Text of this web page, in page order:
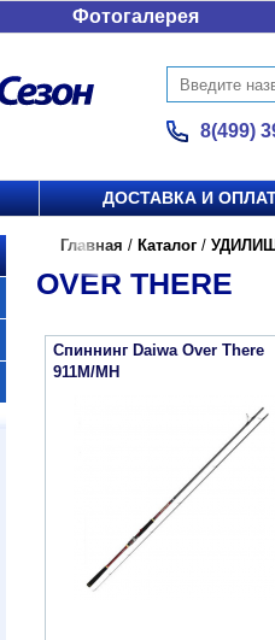
Фотогалерея
8(499)
ДОСТАВКА И
Главная / Каталог /
OVER THERE
Спиннинг Daiwa Over There
911M/MH